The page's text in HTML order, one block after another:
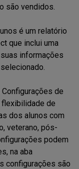
são vendidos.
é um relatório
que inclui uma
informações
Configurações de
de
dos alunos com
veterano, pós-
podem
na aba
configurações são